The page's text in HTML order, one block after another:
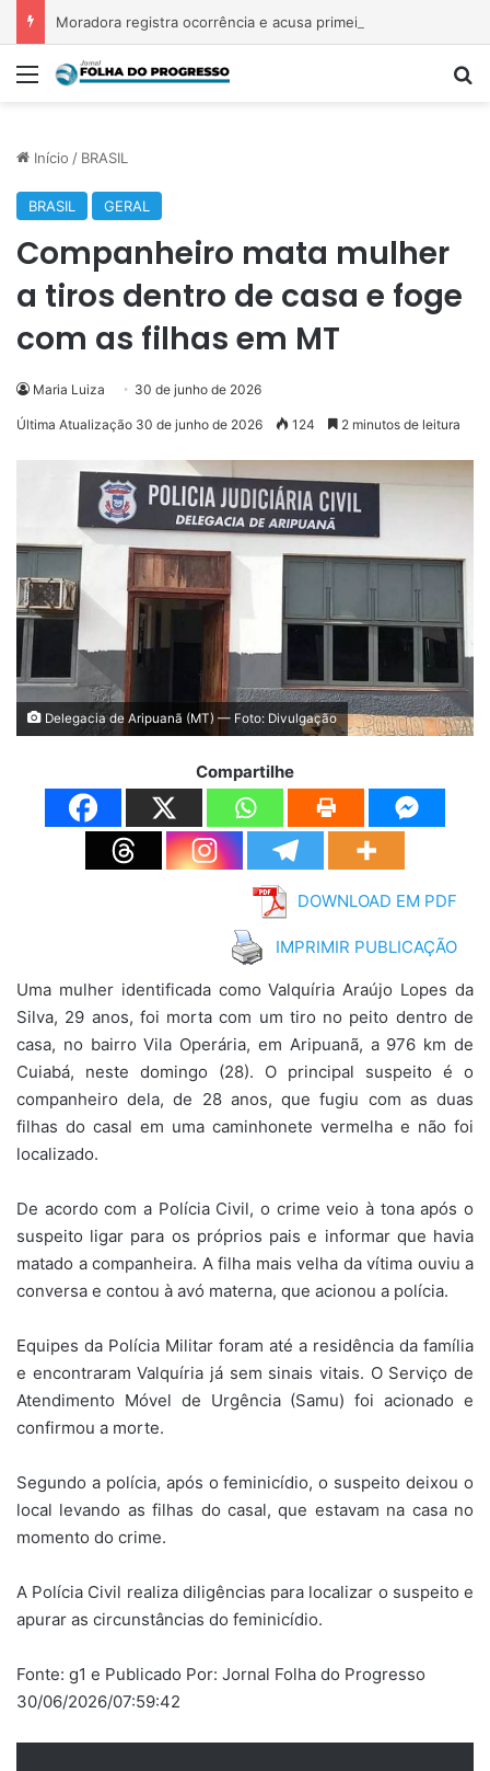
Menu
Início / BRASIL
BRASIL GERAL
Companheiro mata mulher
a tiros dentro de casa e foge
com as filhas em MT
Maria Luiza 30 de junho de 2026
Última Atualização 30 de junho de 2026 124 2 minutos de leitura
Delegacia de Aripuanã (MT) — Foto: Divulgação
Compartilhe
DOWNLOAD EM PDF
IMPRIMIR PUBLICAÇÃO
Uma mulher identificada como Valquíria Araújo Lopes da
Silva, 29 anos, foi morta com um tiro no peito dentro de
casa, no bairro Vila Operária, em Aripuanã, a 976 km de
Cuiabá, neste domingo (28). O principal suspeito é o
companheiro dela, de 28 anos, que fugiu com as duas
filhas do casal em uma caminhonete vermelha e não foi
localizado.
De acordo com a Polícia Civil, o crime veio à tona após o
suspeito ligar para os próprios pais e informar que havia
matado a companheira. A filha mais velha da vítima ouviu a
conversa e contou à avó materna, que acionou a polícia.
Equipes da Polícia Militar foram até a residência da família
e encontraram Valquíria já sem sinais vitais. O Serviço de
Atendimento Móvel de Urgência (Samu) foi acionado e
confirmou a morte.
Segundo a polícia, após o feminicídio, o suspeito deixou o
local levando as filhas do casal, que estavam na casa no
momento do crime.
A Polícia Civil realiza diligências para localizar o suspeito e
apurar as circunstâncias do feminicídio.
Fonte: g1 e Publicado Por: Jornal Folha do Progresso
30/06/2026/07:59:42